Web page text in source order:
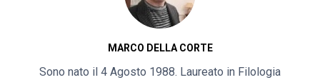
MARCO DELLA CORTE
Sono nato il 4 Agosto 1988. Laureato in Filologia